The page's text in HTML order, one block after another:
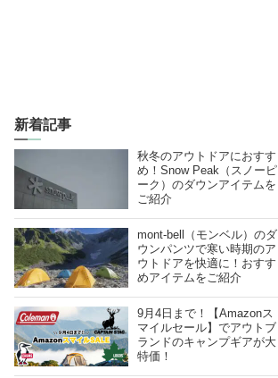
新着記事
秋冬のアウトドアにおすす
め！Snow Peak（スノーピ
ーク）のダウンアイテムを
ご紹介
mont-bell（モンベル）のダ
ウンパンツで寒い時期のア
ウトドアを快適に！おすす
めアイテムをご紹介
9月4日まで！【Amazonス
マイルセール】でアウトブ
ランドのキャンプギアが大
特価！